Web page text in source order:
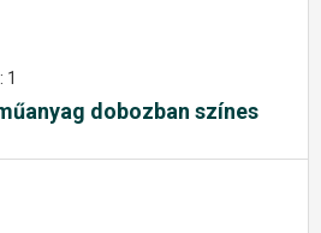
1
dobozban színes